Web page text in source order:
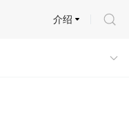
介绍